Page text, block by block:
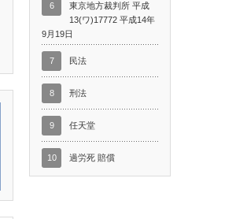
6
東京地方裁判所 平成
13(ワ)17772 平成14年
9月19日
7 民法
8 刑法
9 任天堂
10 過労死 賠償